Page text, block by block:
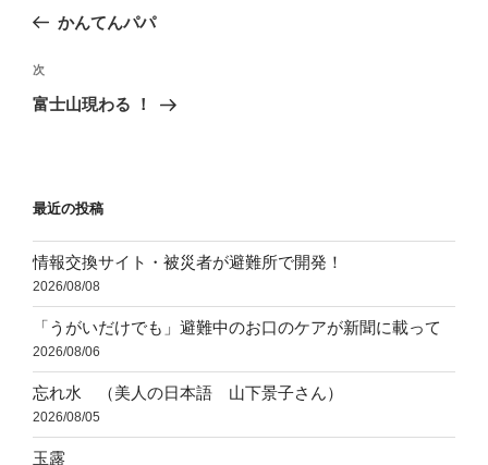
ビ
ゲ
ン
の
稿
かんてんパパ
次
の
次
富士山現わる ！
最近の投稿
情報交換サイト・被災者が避難所で開発！
2026/08/08
「うがいだけでも」避難中のお口のケアが新聞に載って
2026/08/06
忘れ水 （美人の日本語 山下景子さん）
2026/08/05
玉露